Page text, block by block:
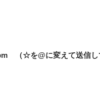
（☆を@に変えて送信し